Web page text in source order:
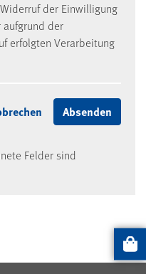
der Einwilligung
der
erfolgten Verarbeitung
Felder sind
Artikel